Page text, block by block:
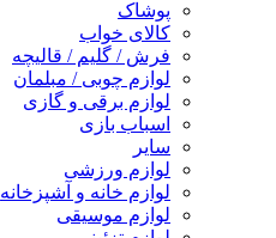
پوشاک
کالای خواب
فرش / گلیم / قالیچه
لوازم چوبی / مبلمان
لوازم برقی و گازی
اسباب بازی
سایر
لوازم ورزشی
لوازم خانه و آشپزخانه
لوازم موسیقی